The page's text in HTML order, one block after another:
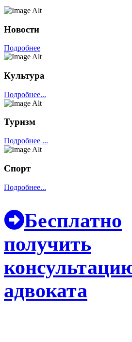
Новости
Подробнее
Культура
Подробнее...
Туризм
Подробнее ...
Спорт
Подробнее...
Бесплатно
получить
адвоката